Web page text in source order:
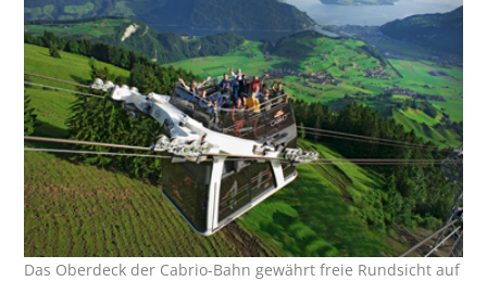
Das Oberdeck der Cabrio-Bahn gewährt freie Rundsicht auf